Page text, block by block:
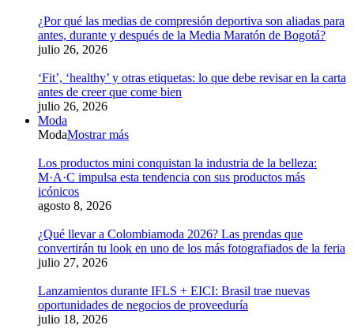
¿Por qué las medias de compresión deportiva son aliadas para
antes, durante y después de la Media Maratón de Bogotá?
julio 26, 2026
‘Fit’, ‘healthy’ y otras etiquetas: lo que debe revisar en la carta
antes de creer que come bien
julio 26, 2026
Moda
ModaMostrar más
Los productos mini conquistan la industria de la belleza:
M·A·C impulsa esta tendencia con sus productos más
icónicos
agosto 8, 2026
¿Qué llevar a Colombiamoda 2026? Las prendas que
convertirán tu look en uno de los más fotografiados de la feria
julio 27, 2026
Lanzamientos durante IFLS + EICI: Brasil trae nuevas
oportunidades de negocios de proveeduría
julio 18, 2026